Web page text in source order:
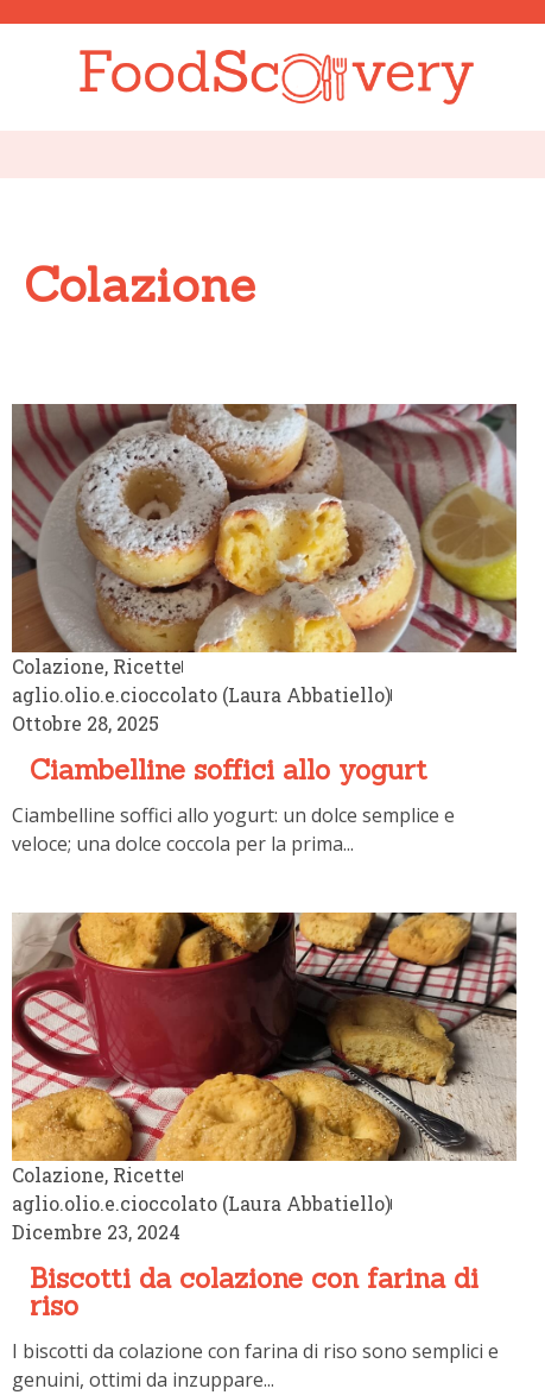
Colazione
Colazione, Ricette
aglio.olio.e.cioccolato (Laura Abbatiello)
Ottobre 28, 2025
Ciambelline soffici allo yogurt
Ciambelline soffici allo yogurt: un dolce semplice e
veloce; una dolce coccola per la prima...
Colazione, Ricette
aglio.olio.e.cioccolato (Laura Abbatiello)
Dicembre 23, 2024
Biscotti da colazione con farina di
riso
I biscotti da colazione con farina di riso sono semplici e
genuini, ottimi da inzuppare...